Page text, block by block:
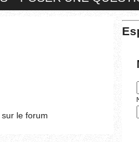
le forum